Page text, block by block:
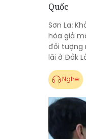
Quốc
Sơn La:
hóa giả
đối tượng
lãi ở Đắk
Nghe